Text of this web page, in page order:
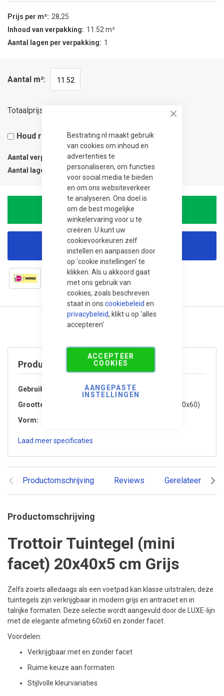
Bestrating.nl maakt gebruik
van cookies om inhoud en
advertenties te
personaliseren, om functies
voor social media te bieden
en om ons websiteverkeer
te analyseren. Ons doel is
om de best mogelijke
winkelervaring voor u te
creëren. U kunt uw
cookievoorkeuren zelf
instellen en aanpassen door
op 'cookie instellingen' te
klikken. Als u akkoord gaat
met ons gebruik van
cookies, zoals beschreven
staat in ons cookiebeleid en
privacybeleid, klikt u op 'alles
accepteren'
ACCEPTEER
COOKIES
AANGEPASTE
INSTELLINGEN
Prijs per m²
28,25
Inhoud van verpakking
11.52 m²
Aantal lagen per verpakking
1
Aantal m²
Totaalprijs
Houd rekening met 5% snijverlies
Aantal verpakkingen 1
Aantal lagen
In Winkelwagen
Korting aanvragen
Productomschrijving Reviews Gerelateerde
Productomschrijving
Trottoir Tuintegel (mini
facet) 20x40x5 cm Grijs
Zelfs zoiets alledaags als een voetpad kan klasse uitstralen; deze
tuintegels zijn verkrijgbaar in modern grijs en antraciet en in
talrijke formaten. Deze selectie wordt aangevuld door de LUXE-lijn
met de elegante afmeting 60x60 en zonder facet.
Voordelen:
Verkrijgbaar met en zonder facet
Ruime keuze aan formaten
Stijlvolle kleurvariaties
Product specificaties
Gebruik / Toepassing
Tuin / Terras
Grootte
Klein (kleiner dan 60x60)
Vorm
Laad meer specificaties